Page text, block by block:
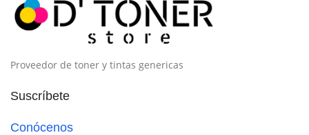
Proveedor de toner y tintas genericas
Suscríbete
Conócenos